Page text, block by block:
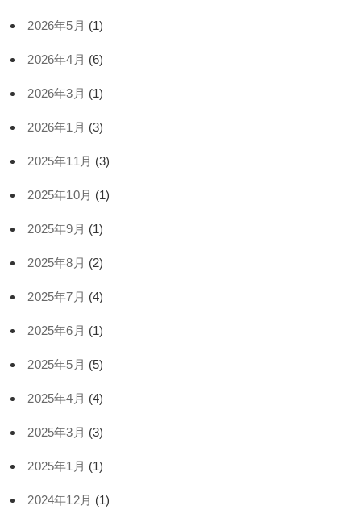
2026年5月 (1)
2026年4月 (6)
2026年3月 (1)
2026年1月 (3)
2025年11月 (3)
2025年10月 (1)
2025年9月 (1)
2025年8月 (2)
2025年7月 (4)
2025年6月 (1)
2025年5月 (5)
2025年4月 (4)
2025年3月 (3)
2025年1月 (1)
2024年12月 (1)